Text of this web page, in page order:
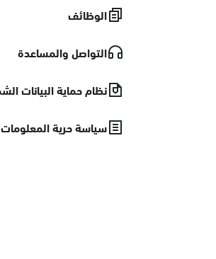
الوظائف
التواصل والمساعدة
نظام حماية البيانات
سياسة حرية المعلومات